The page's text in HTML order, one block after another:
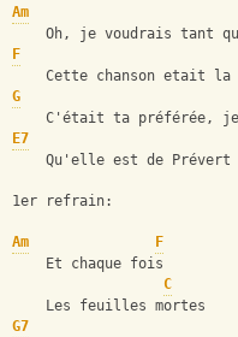
Am
Oh, je voudrais tant
F
Cette chanson etait la
G
C'était ta préférée,
E7
Qu'elle est de Prévert
1er refrain:
Am
F
    Et chaque fois
C
    Les feuilles mortes
G7